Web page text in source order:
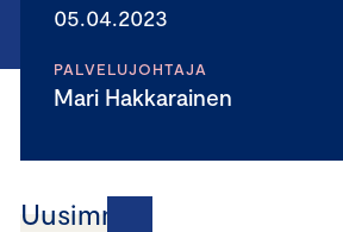
05.04.2023
PALVELUJOHTAJA
Mari Hakkarainen
Uusimmat